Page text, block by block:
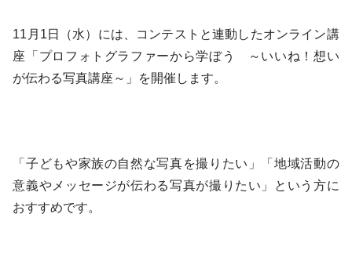
11月1日（水）には、コンテストと連動したオンライン講
座「プロフォトグラファーから学ぼう ～いいね！想い
が伝わる写真講座～」を開催します。
「子どもや家族の自然な写真を撮りたい」「地域活動の
意義やメッセージが伝わる写真が撮りたい」という方に
おすすめです。